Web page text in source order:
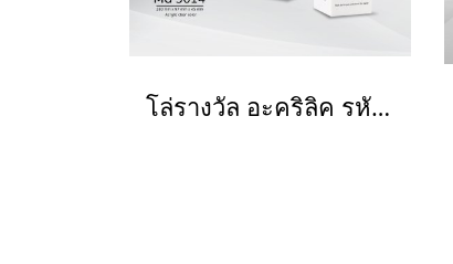
โล่รางวัล อะคริลิค รหัส MG 5014